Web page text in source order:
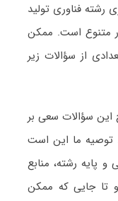
رشته فناوری تولید
متنوع است. ممکن
از سؤالات زیر
این سؤالات سعی بر
توصیه ما این است
و پایه رشته، منابع
و تا جایی که ممکن